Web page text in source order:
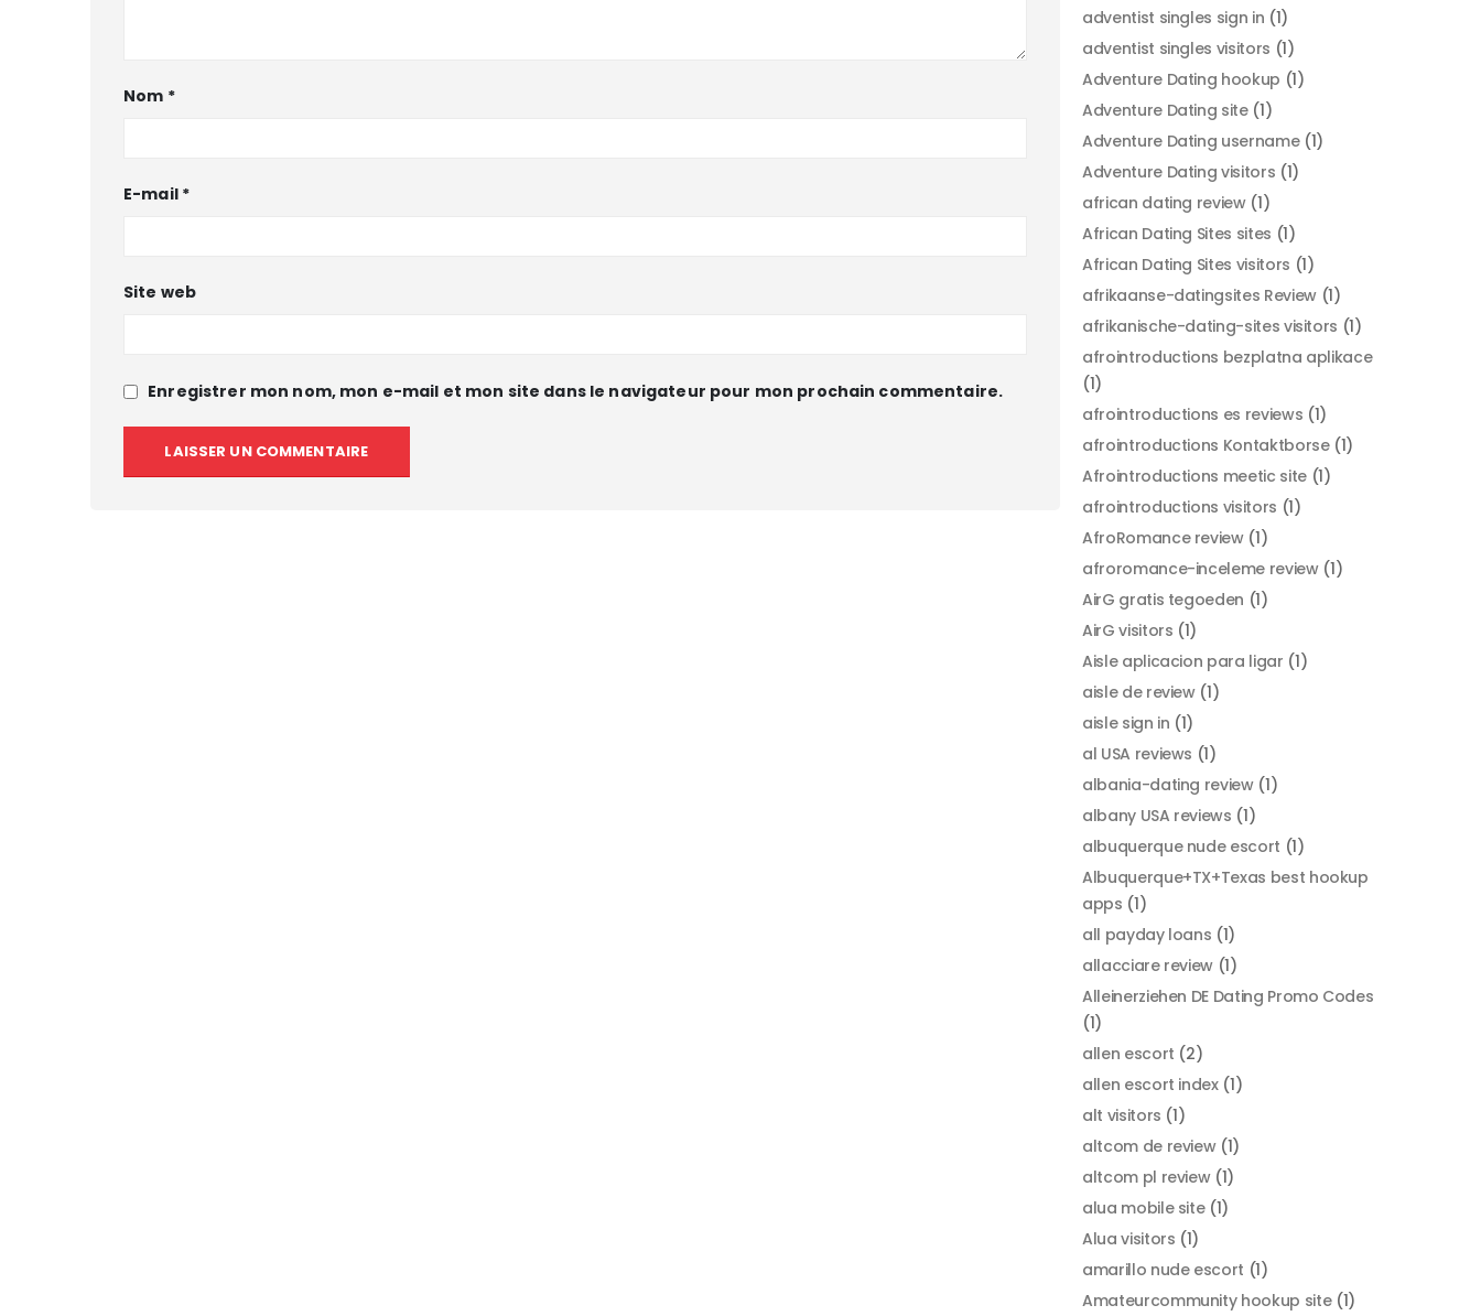
Nom *
E-mail *
Site web
Enregistrer mon nom, mon e-mail et mon site dans le navigateur pour mon prochain commentaire.
adventist singles sign in (1)
adventist singles visitors (1)
Adventure Dating hookup (1)
Adventure Dating site(1)
Adventure Dating username(1)
Adventure Dating visitors (1)
african dating review(1)
African Dating Sites sites (1)
African Dating Sites visitors (1)
afrikaanse-datingsites Review(1)
afrikanische-dating-sites visitors (1)
afrointroductions bezplatna aplikace
(1)
afrointroductions es reviews (1)
afrointroductions Kontaktborse(1)
Afrointroductions meetic site(1)
afrointroductions visitors (1)
AfroRomance review(1)
afroromance-inceleme review(1)
AirG gratis tegoeden (1)
AirG visitors (1)
Aisle aplicacion para ligar (1)
aisle de review(1)
aisle sign in (1)
al USA reviews (1)
albania-dating review(1)
albany USA reviews (1)
albuquerque nude escort (1)
Albuquerque+TX+Texas best hookup
apps (1)
all payday loans (1)
allacciare review (1)
Alleinerziehen DE Dating Promo Codes
(1)
allen escort (2)
allen escort index(1)
alt visitors (1)
altcom de review(1)
altcom pl review(1)
alua mobile site(1)
Alua visitors (1)
amarillo nude escort (1)
Amateurcommunity hookup site(1)